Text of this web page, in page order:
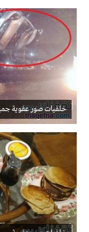
خلفيات صور عفوية